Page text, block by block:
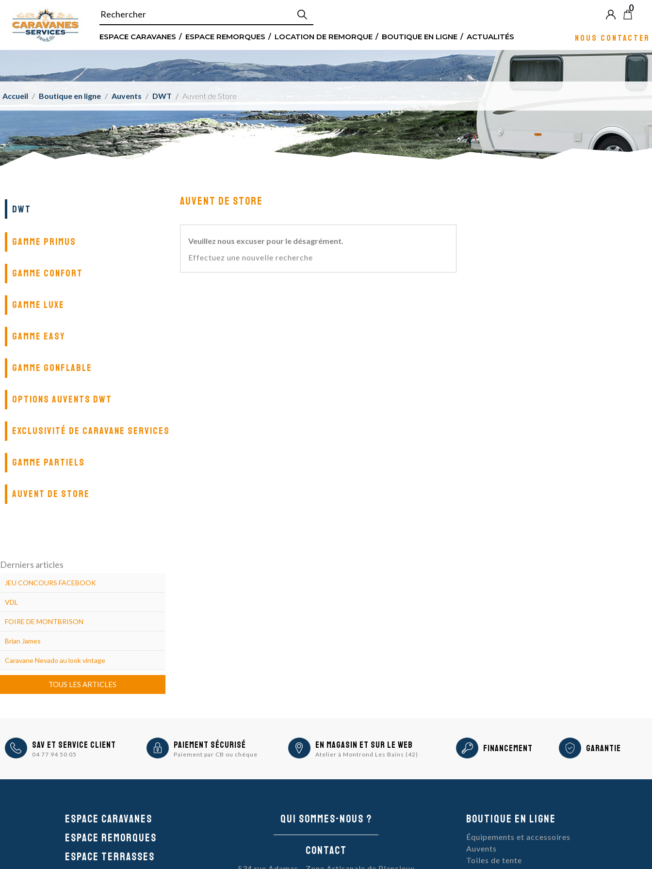
0
ESPACE CARAVANES ESPACE REMORQUES LOCATION DE REMORQUE BOUTIQUE EN LIGNE ACTUALITÉS NOUS CONTACTER
Accueil Boutique en ligne Auvents DWT Auvent de Store
DWT
GAMME PRIMUS
GAMME CONFORT
GAMME LUXE
GAMME EASY
GAMME GONFLABLE
OPTIONS AUVENTS DWT
EXCLUSIVITÉ DE CARAVANE SERVICES
GAMME PARTIELS
AUVENT DE STORE
Derniers articles
JEU CONCOURS FACEBOOK
VDL
FOIRE DE MONTBRISON
Brian James
Caravane Nevado au look vintage
TOUS LES ARTICLES
AUVENT DE STORE
Veuillez nous excuser pour le désagrément.
Effectuez une nouvelle recherche
icon SAV et Service Client
04 77 94 50 05
icon Paiement sécurisé
Paiement par CB ou chèque
En magasin et sur le Web
Atelier à Montrond Les Bains (42)
Financement Garantie
Espace caravanes
Espace remorques
Espace Terrasses
Qui sommes-nous ?
Contact
Boutique en ligne
Équipements et accessoires
Auvents
Toiles de tente